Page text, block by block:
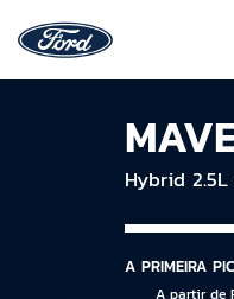
Hybrid
A PRIMEIRA
A partir de